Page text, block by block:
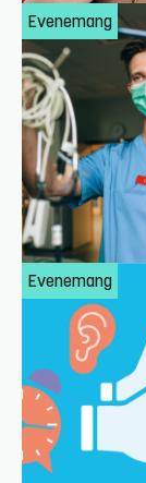
Evenemang
Evenemang